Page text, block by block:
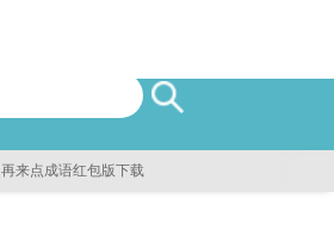
再来点成语红包版下载